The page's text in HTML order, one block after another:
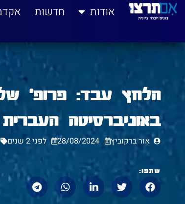
לתוכן אודות חדשות
הלחץ עבד: פרופ'
באוניברסיטה העברית
אור ברקוביץ 28/08/2024 לפני 2 שנים
שתפו: